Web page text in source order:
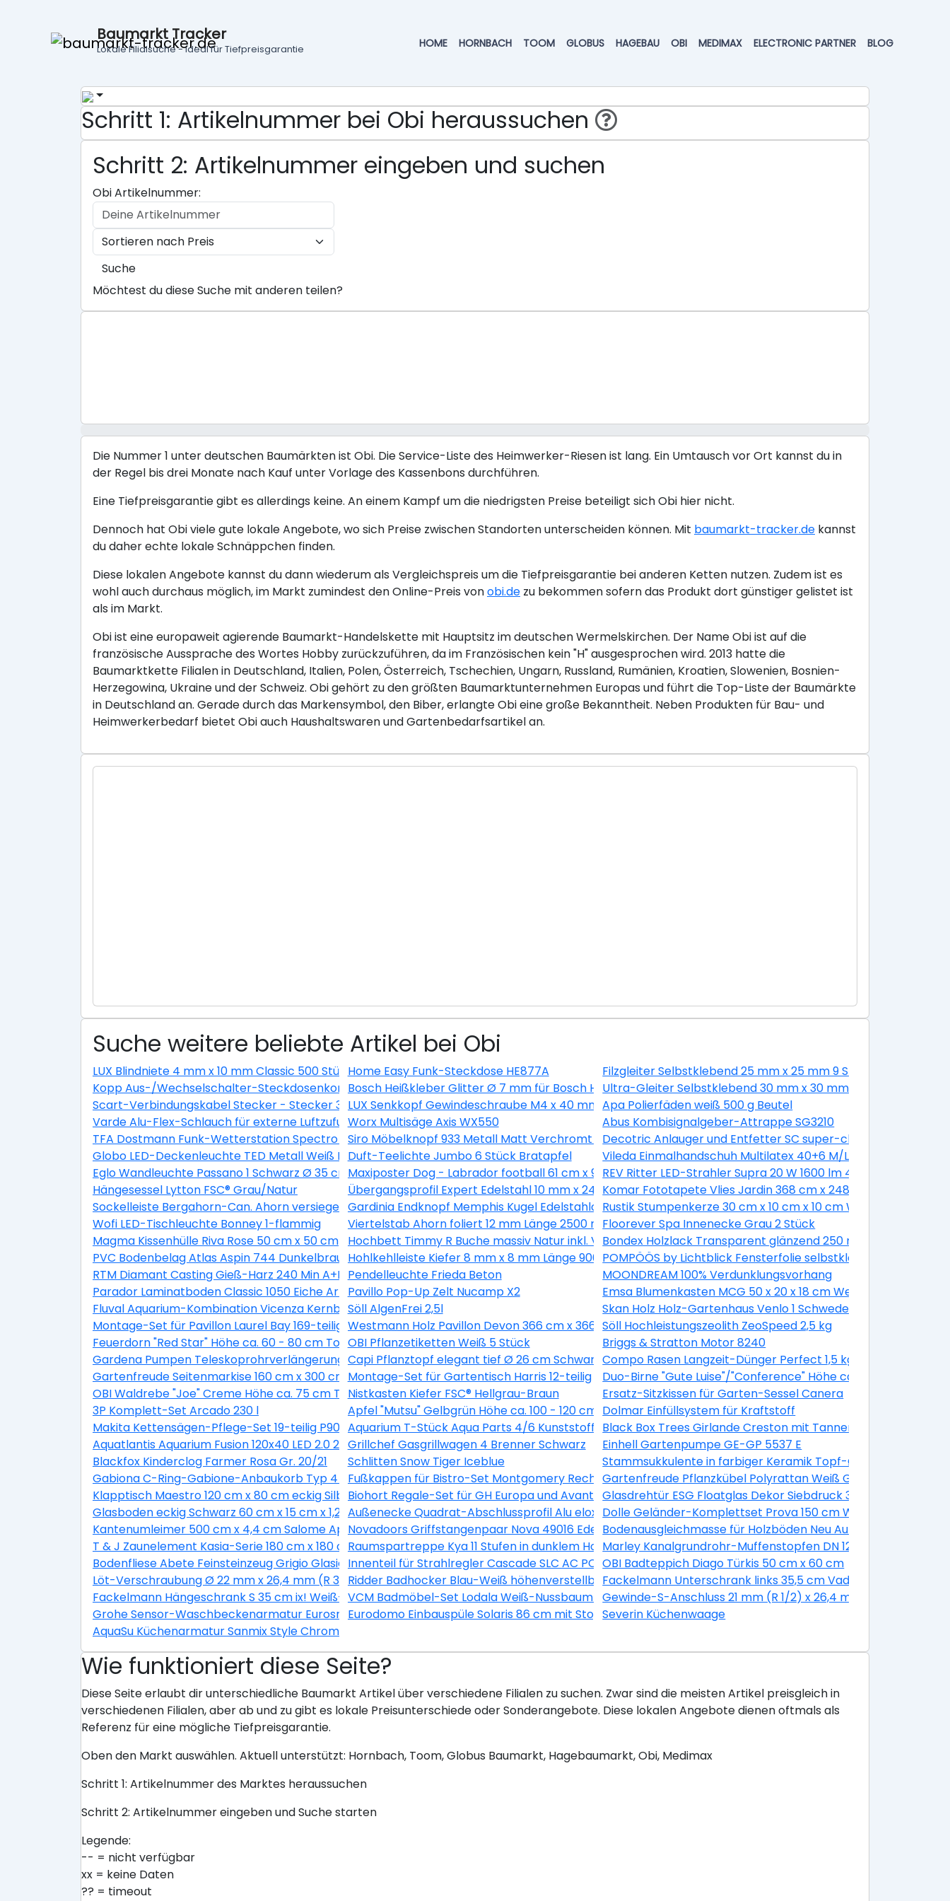
Baumarkt Tracker
Lokale Filialsuche - ideal für Tiefpreisgarantie HOME HORNBACH TOOM GLOBUS HAGEBAU OBI MEDIMAX ELECTRONIC PARTNER BLOG
Schritt 1: Artikelnummer bei Obi heraussuchen
Schritt 2: Artikelnummer eingeben und suchen
Obi Artikelnummer:
Suche
Möchtest du diese Suche mit anderen teilen?
Die Nummer 1 unter deutschen Baumärkten ist Obi. Die Service-Liste des Heimwerker-Riesen ist lang. Ein Umtausch vor Ort kannst du in
der Regel bis drei Monate nach Kauf unter Vorlage des Kassenbons durchführen.
Eine Tiefpreisgarantie gibt es allerdings keine. An einem Kampf um die niedrigsten Preise beteiligt sich Obi hier nicht.
Dennoch hat Obi viele gute lokale Angebote, wo sich Preise zwischen Standorten unterscheiden können. Mit baumarkt-tracker.de kannst
du daher echte lokale Schnäppchen finden.
Diese lokalen Angebote kannst du dann wiederum als Vergleichspreis um die Tiefpreisgarantie bei anderen Ketten nutzen. Zudem ist es
wohl auch durchaus möglich, im Markt zumindest den Online-Preis vonobi.de zu bekommen sofern das Produkt dort günstiger gelistet ist
als im Markt.
Obi ist eine europaweit agierende Baumarkt-Handelskette mit Hauptsitz im deutschen Wermelskirchen. Der Name Obi ist auf die
französische Aussprache des Wortes Hobby zurückzuführen, da im Französischen kein "H" ausgesprochen wird. 2013 hatte die
Baumarktkette Filialen in Deutschland, Italien, Polen, Österreich, Tschechien, Ungarn, Russland, Rumänien, Kroatien, Slowenien, Bosnien-
Herzegowina, Ukraine und der Schweiz. Obi gehört zu den größten Baumarktunternehmen Europas und führt die Top-Liste der Baumärkte
in Deutschland an. Gerade durch das Markensymbol, den Biber, erlangte Obi eine große Bekanntheit. Neben Produkten für Bau- und
Heimwerkerbedarf bietet Obi auch Haushaltswaren und Gartenbedarfsartikel an.
Suche weitere beliebte Artikel bei Obi
LUX Blindniete 4 mm x 10 mm Classic 500 StückHome Easy Funk-Steckdose HE877A
Filzgleiter Selbstklebend 25 mm x 25 mm 9 Stück Weiß
Kopp Aus-/Wechselschalter-Steckdosenkombination Nautic Senkrecht Anthrazit
Bosch Heißkleber Glitter Ø 7 mm für Bosch Heißklebestift GlueyUltra-Gleiter Selbstklebend 30 mm x 30 mm 4 Stück
Scart-Verbindungskabel Stecker - Stecker 3 m SchwarzLUX Senkkopf Gewindeschraube M4 x 40 mm Verzinkt Schlitz 8 Stück mit Muttern
Apa Polierfäden weiß 500 g Beutel
Varde Alu-Flex-Schlauch für externe Luftzufuhr Länge 200-250 cm, Ø80 mm
Worx Multisäge Axis WX550
Abus Kombisignalgeber-Attrappe SG3210
TFA Dostmann Funk-Wetterstation Spectro SilberSiro Möbelknopf 933 Metall Matt Verchromt Ø 15 mmDecotric Anlauger und Entfetter SC super-clean 500 g
Globo LED-Deckenleuchte TED Metall Weiß EEK: A+Duft-Teelichte Jumbo 6 Stück Bratapfel
Vileda Einmalhandschuh Multilatex 40+6 M/L
Eglo Wandleuchte Passano 1 Schwarz Ø 35 cmMaxiposter Dog - Labrador football 61 cm x 91,5 cmREV Ritter LED-Strahler Supra 20 W 1600 lm 4000 K IP65
Hängesessel Lytton FSC® Grau/Natur
Übergangsprofil Expert Edelstahl 10 mm x 24 mm Länge 900 mmKomar Fototapete Vlies Jardin 368 cm x 248 cm
Sockelleiste Bergahorn-Can. Ahorn versiegelt 39 mm x 19 mm x Länge 2500 mm
Gardinia Endknopf Memphis Kugel Edelstahloptik 2-er PackRustik Stumpenkerze 30 cm x 10 cm x 10 cm Weiß
Wofi LED-Tischleuchte Bonney 1-flammig
Viertelstab Ahorn foliert 12 mm Länge 2500 mmFloorever Spa Innenecke Grau 2 Stück
Magma Kissenhülle Riva Rose 50 cm x 50 cm
Hochbett Timmy R Buche massiv Natur inkl. Vorhang Hellblau-Dunkelblau
Bondex Holzlack Transparent glänzend 250 ml
PVC Bodenbelag Atlas Aspin 744 Dunkelbraun 200 cm breitHohlkehlleiste Kiefer 8 mm x 8 mm Länge 900 mmPOMPÖÖS by Lichtblick Fensterfolie selbstklebend
RTM Diamant Casting Gieß-Harz 240 Min A+B 0,5 kgPendelleuchte Frieda Beton
MOONDREAM 100% Verdunklungsvorhang
Parador Laminatboden Classic 1050 Eiche Artdéco Landhausdiele V-Fuge
Pavillo Pop-Up Zelt Nucamp X2
Emsa Blumenkasten MCG 50 x 20 x 18 cm Weiß
Fluval Aquarium-Kombination Vicenza Kernbuche 260 l
Söll AlgenFrei 2,5l
Skan Holz Holz-Gartenhaus Venlo 1 Schwedenrot B x T 250
Montage-Set für Pavillon Laurel Bay 169-teilig Westmann Holz Pavillon Devon 366 cm x 366 cmSöll Hochleistungszeolith ZeoSpeed 2,5 kg
Feuerdorn "Red Star" Höhe ca. 60 - 80 cm Topf ca. 2 l Pyracantha
OBI Pflanzetiketten Weiß 5 Stück
Briggs & Stratton Motor 8240
Gardena Pumpen Teleskoprohrverlängerung Capi Pflanztopf elegant tief Ø 26 cm Schwarz Compo Rasen Langzeit-Dünger Perfect 1,5 kg
Gartenfreude Seitenmarkise 160 cm x 300 cm AnthrazitMontage-Set für Gartentisch Harris 12-teilig
Duo-Birne "Gute Luise"/"Conference" Höhe ca. 120 - 140 cm
OBI Waldrebe "Joe" Creme Höhe ca. 75 cm Topf ca. 2,25 l Clematis
Nistkasten Kiefer FSC® Hellgrau-Braun
Ersatz-Sitzkissen für Garten-Sessel Canera
3P Komplett-Set Arcado 230 l
Apfel "Mutsu" Gelbgrün Höhe ca. 100 - 120 cm Topf ca. 7,5 l Malus domestica
Dolmar Einfüllsystem für Kraftstoff
Makita Kettensägen-Pflege-Set 19-teilig P90211Aquarium T-Stück Aqua Parts 4/6 Kunststoff 2 StückBlack Box Trees Girlande Creston mit Tannenzapfen und
Aquatlantis Aquarium Fusion 120x40 LED 2.0 224 l Esche-WeißGrillchef Gasgrillwagen 4 Brenner Schwarz
Einhell Gartenpumpe GE-GP 5537 E
Blackfox Kinderclog Farmer Rosa Gr. 20/21
Schlitten Snow Tiger Iceblue
Stammsukkulente in farbiger Keramik Topf-Ø ca. 13 cm
Gabiona C-Ring-Gabione-Anbaukorb Typ 4 60 x 100 x 40 cm Maschenw 5 x 10 cm
Fußkappen für Bistro-Set Montgomery Rechteckig 2 StückGartenfreude Pflanzkübel Polyrattan Weiß Größe XL 3er-Set
Klapptisch Maestro 120 cm x 80 cm eckig Silber-MontpellierBiohort Regale-Set für GH Europa und AvantGarde verzinktGlasdrehtür ESG Floatglas Dekor Siebdruck 36/31 DIN Links
Glasboden eckig Schwarz 60 cm x 15 cm x 1,2 cmAußenecke Quadrat-Abschlussprofil Alu eloxiert Silber glänzend 10 mmDolle Geländer-Komplettset Prova 150 cm Wandmontage
Kantenumleimer 500 cm x 4,4 cm Salome Apricot (SL723 C)Novadoors Griffstangenpaar Nova 49016 EdelstahloptikBodenausgleichmasse für Holzböden Neu Auf Alt 20 kg
T & J Zaunelement Kasia-Serie 180 cm x 180 cm GraulasiertRaumspartreppe Kya 11 Stufen in dunklem Holz inkl. Geländer in GrauMarley Kanalgrundrohr-Muffenstopfen DN 125
Bodenfliese Abete Feinsteinzeug Grigio Glasiert 30 cm x 60 cmInnenteil für Strahlregler Cascade SLC AC PCA M22 / M24 Kunststoff 2 Stück
OBI Badteppich Diago Türkis 50 cm x 60 cm
Löt-Verschraubung Ø 22 mm x 26,4 mm (R 3/4) RotgussRidder Badhocker Blau-Weiß höhenverstellbar rotierendFackelmann Unterschrank links 35,5 cm Vadea Pinie-Weiß
Fackelmann Hängeschrank S 35 cm ix! Weiß-EscheVCM Badmöbel-Set Lodala Weiß-Nussbaum 5-teiligGewinde-S-Anschluss 21 mm (R 1/2) x 26,4 mm (R 3/4) mit
Grohe Sensor-Waschbeckenarmatur Eurosmart CE ChromEurodomo Einbauspüle Solaris 86 cm mit Stopfenventil Edelstahl Glatt
Severin Küchenwaage
AquaSu Küchenarmatur Sanmix Style Chrom-Schwarz
Wie funktioniert diese Seite?
Diese Seite erlaubt dir unterschiedliche Baumarkt Artikel über verschiedene Filialen zu suchen. Zwar sind die meisten Artikel preisgleich in
verschiedenen Filialen, aber ab und zu gibt es lokale Preisunterschiede oder Sonderangebote. Diese lokalen Angebote dienen oftmals als
Referenz für eine mögliche Tiefpreisgarantie.
Oben den Markt auswählen. Aktuell unterstützt: Hornbach, Toom, Globus Baumarkt, Hagebaumarkt, Obi, Medimax
Schritt 1: Artikelnummer des Marktes heraussuchen
Schritt 2: Artikelnummer eingeben und Suche starten
Legende:
-- = nicht verfügbar
xx = keine Daten
?? = timeout